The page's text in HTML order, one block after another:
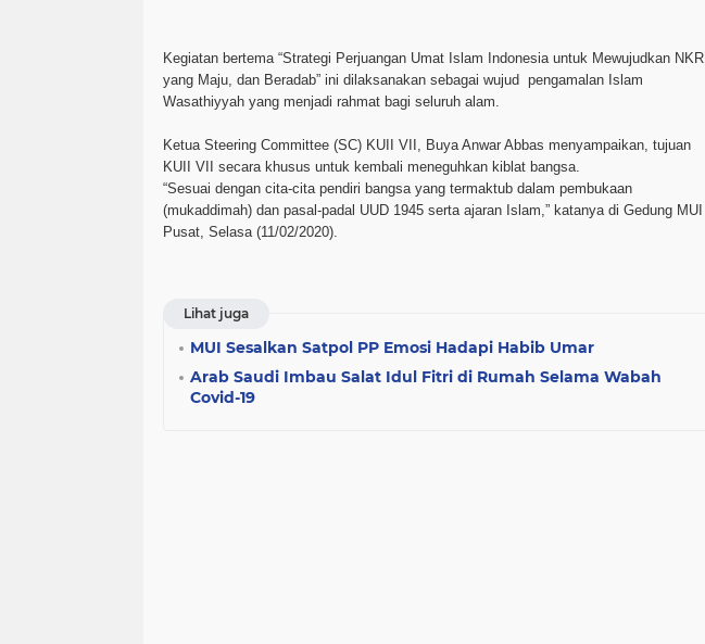
Kegiatan bertema “Strategi Perjuangan Umat Islam Indonesia untuk Mewujudkan NKRI
yang Maju, dan Beradab” ini dilaksanakan sebagai wujud pengamalan Islam
Wasathiyyah yang menjadi rahmat bagi seluruh alam.
Ketua Steering Committee (SC) KUII VII, Buya Anwar Abbas menyampaikan, tujuan
KUII VII secara khusus untuk kembali meneguhkan kiblat bangsa.
“Sesuai dengan cita-cita pendiri bangsa yang termaktub dalam pembukaan
(mukaddimah) dan pasal-padal UUD 1945 serta ajaran Islam,” katanya di Gedung MUI
Pusat, Selasa (11/02/2020).
Lihat juga
MUI Sesalkan Satpol PP Emosi Hadapi Habib Umar
Arab Saudi Imbau Salat Idul Fitri di Rumah Selama Wabah
Covid-19